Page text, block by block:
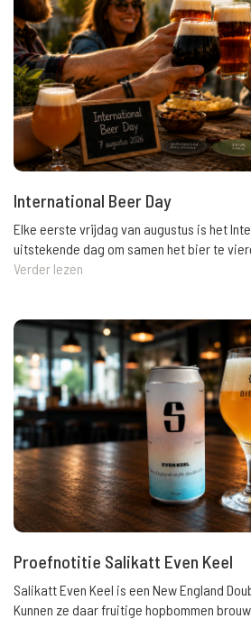
International Beer Day
Elke eerste vrijdag van augustus is het
uitstekende dag om samen het bier te
Verder lezen
Proefnotitie Salikatt Even Keel
Salikatt Even Keel is een New England
Kunnen ze daar fruitige hopbommen